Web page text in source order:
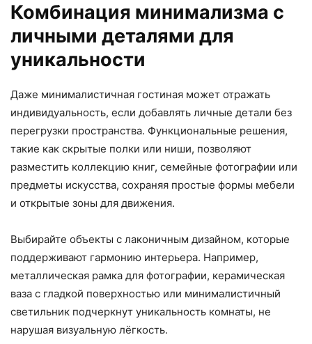
Комбинация минимализма с
личными деталями для
уникальности
Даже минималистичная гостиная может отражать
индивидуальность, если добавлять личные детали без
перегрузки пространства. Функциональные решения,
такие как скрытые полки или ниши, позволяют
разместить коллекцию книг, семейные фотографии или
предметы искусства, сохраняя простые формы мебели
и открытые зоны для движения.
Выбирайте объекты с лаконичным дизайном, которые
поддерживают гармонию интерьера. Например,
металлическая рамка для фотографии, керамическая
ваза с гладкой поверхностью или минималистичный
светильник подчеркнут уникальность комнаты, не
нарушая визуальную лёгкость.